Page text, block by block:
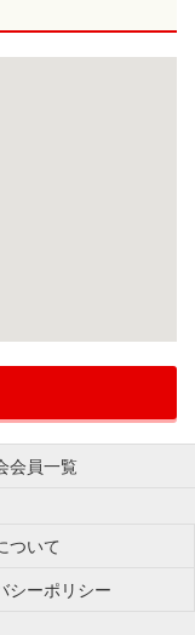
会員一覧
ついて
シーポリシー